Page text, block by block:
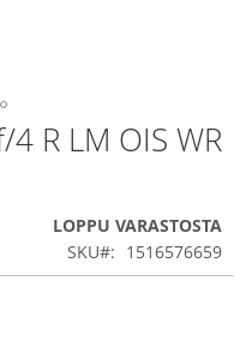
R LM OIS WR
LOPPU VARASTOSTA
SKU
1516576659